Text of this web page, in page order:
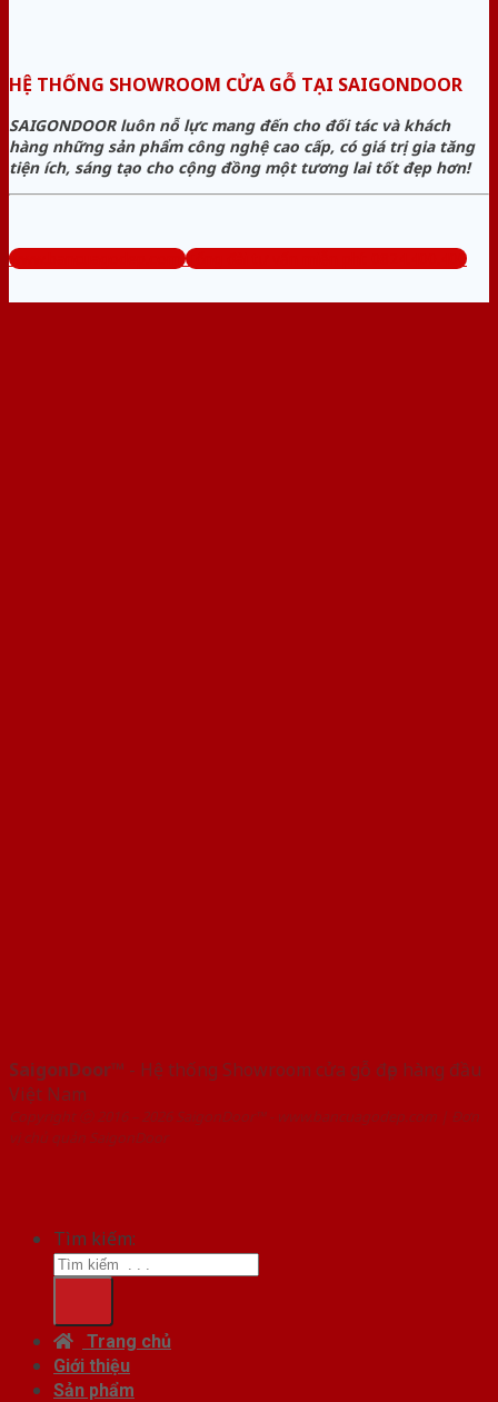
HỆ THỐNG SHOWROOM CỬA GỖ TẠI SAIGONDOOR
SAIGONDOOR luôn nỗ lực mang đến cho đối tác và khách
hàng những sản phẩm công nghệ cao cấp, có giá trị gia tăng
tiện ích, sáng tạo cho cộng đồng một tương lai tốt đẹp hơn!
www.bancuagodep.com Tổng đài tư vấn miễn phí: 0824.400.400
SaigonDoor™ - Hệ thống Showroom cửa gỗ đẹp hàng đầu
Việt Nam
Copyright ⓒ 2016 – 2026 SaigonDoor™ - www.bancuagodep.com | Đơn
vị chủ quản SaigonDoor
Tìm kiếm:
Trang chủ
Giới thiệu
Sản phẩm